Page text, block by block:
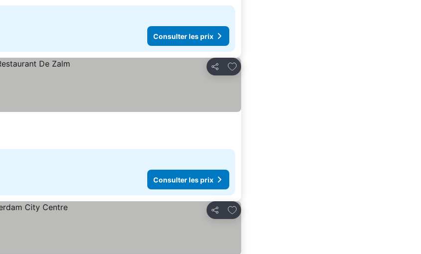
Consulter les prix
Partager
Ajouter à mes favoris
Consulter les prix
Partager
Ajouter à mes favoris